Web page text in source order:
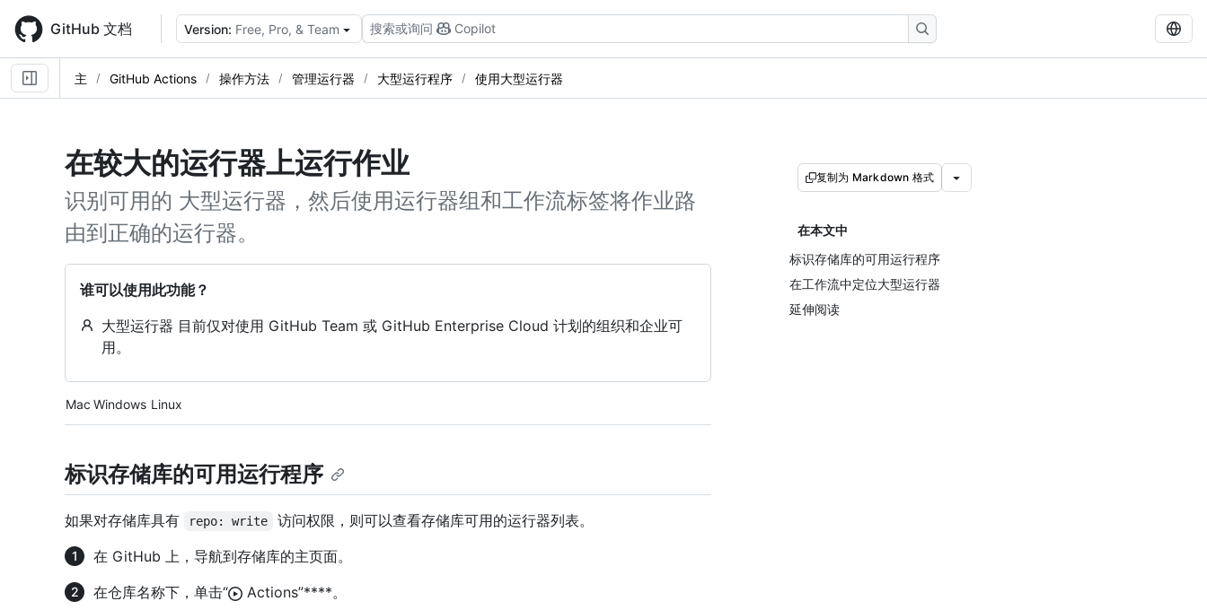
main
content
GitHub 文档 Version: Free, Pro, & Team 搜索或询问 Copilot
主 GitHub Actions 操作方法 管理运行器 大型运行程序 使用大型运行器
在较大的运行器上运行作业
识别可用的 大型运行器，然后使用运行器组和工作流标签将作业路
由到正确的运行器。
谁可以使用此功能？
大型运行器 目前仅对使用 GitHub Team 或 GitHub Enterprise Cloud 计划的组织和企业可
用。
Platform navigation
Mac Windows Linux
复制为 Markdown 格式
在本文中
标识存储库的可用运行程序
在工作流中定位大型运行器
延伸阅读
标识存储库的可用运行程序
如果对存储库具有 repo: write
访问权限，则可以查看存储库可用的运行器列表。
在 GitHub 上，导航到存储库的主页面。
在仓库名称下，单击“
Actions”****。